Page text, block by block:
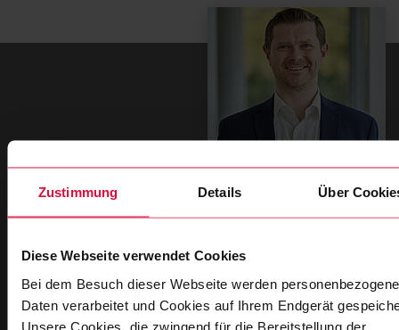
Zustimmung Details Über
Diese Webseite verwendet Cookies
Bei dem Besuch dieser Webseite werden personenbezogene
Daten verarbeitet und Cookies auf Ihrem Endgerät
Unsere Cookies, die zwingend für die Bereitstellung der
Felix Dieckmann
Global Key Account Manager
T +49 202 2681 789